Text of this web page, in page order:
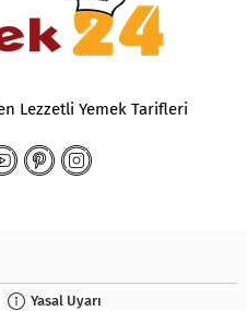
Lezzetli Yemek Tarifleri
Yasal Uyarı